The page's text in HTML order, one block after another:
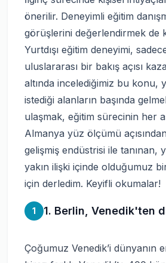
önerilir. Deneyimli eğitim
görüşlerini değerlendirmek de
Yurtdışı eğitim deneyimi,
uluslararası bir bakış açısı
altında incelediğimiz bu konu,
istediği alanların başında
ulaşmak, eğitim sürecinin her
Almanya yüz ölçümü
gelişmiş endüstrisi ile tanınan,
yakın ilişki içinde olduğumuz
için derledim. Keyifli okumalar!
1 1. Berlin, Venedik'ten
Çoğumuz Venedik’i